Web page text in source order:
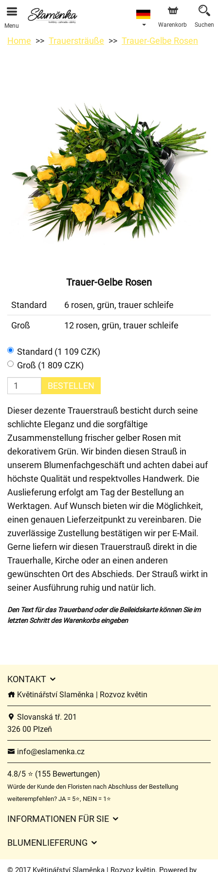
Menu Warenkorb Suchen
Home Trauersträuße Trauer-Gelbe Rosen
Trauer-Gelbe Rosen
Standard
6 rosen, grün, trauer schleife
Groß
12 rosen, grün, trauer schleife
Standard (1 109 CZK)
Groß (1 809 CZK)
BESTELLEN
Dieser dezente Trauerstrauß besticht durch seine
schlichte Eleganz und die sorgfältige
Zusammenstellung frischer gelber Rosen mit
dekorativem Grün. Wir binden diesen Strauß in
unserem Blumenfachgeschäft und achten dabei auf
höchste Qualität und respektvolles Handwerk. Die
Auslieferung erfolgt am Tag der Bestellung an
Werktagen. Auf Wunsch bieten wir die Möglichkeit,
einen genauen Lieferzeitpunkt zu vereinbaren. Die
zuverlässige Zustellung bestätigen wir per E-Mail.
Gerne liefern wir diesen Trauerstrauß direkt in die
Trauerhalle, Kirche oder an einen anderen
gewünschten Ort des Abschieds. Der Strauß wirkt in
seiner Ausführung ruhig und natür lich.
Den Text für das Trauerband oder die Beileidskarte können Sie im
letzten Schritt des Warenkorbs eingeben
KONTAKT
Květinářství Slaměnka | Rozvoz květin
Slovanská tř. 201
326 00 Plzeň
info@eslamenka.cz
4.8/5 ⭐ (155 Bewertungen)
Würde der Kunde den Floristen nach Abschluss der Bestellung
weiterempfehlen? JA = 5⭐, NEIN = 1⭐
INFORMATIONEN FÜR SIE
Lieferzeiten für Blumen – Übersicht der Möglichkeiten
BLUMENLIEFERUNG
Liefergebühren
© 2017 Květinářství Slaměnka | Rozvoz květin. Powered by